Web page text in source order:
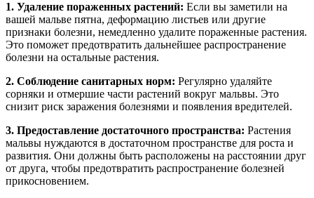
1. Удаление пораженных растений: Если вы заметили на
вашей мальве пятна, деформацию листьев или другие
признаки болезни, немедленно удалите пораженные растения.
Это поможет предотвратить дальнейшее распространение
болезни на остальные растения.
2. Соблюдение санитарных норм: Регулярно удаляйте
сорняки и отмершие части растений вокруг мальвы. Это
снизит риск заражения болезнями и появления вредителей.
3. Предоставление достаточного пространства: Растения
мальвы нуждаются в достаточном пространстве для роста и
развития. Они должны быть расположены на расстоянии друг
от друга, чтобы предотвратить распространение болезней
прикосновением.